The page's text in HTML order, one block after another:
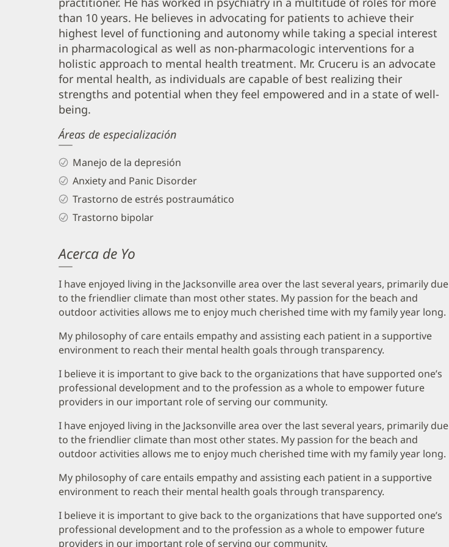
Cruceru,
APRN
Biography
and
Info
than 10 years. He believes in advocating for patients to achieve their
highest level of functioning and autonomy while taking a special interest
in pharmacological as well as non-pharmacologic interventions for a
holistic approach to mental health treatment. Mr. Cruceru is an advocate
for mental health, as individuals are capable of best realizing their
strengths and potential when they feel empowered and in a state of well-
being.
Áreas de especialización
Manejo de la depresión
Anxiety and Panic Disorder
Trastorno de estrés postraumático
Trastorno bipolar
Acerca de Yo
I have enjoyed living in the Jacksonville area over the last several years, primarily due
to the friendlier climate than most other states. My passion for the beach and
outdoor activities allows me to enjoy much cherished time with my family year long.
My philosophy of care entails empathy and assisting each patient in a supportive
environment to reach their mental health goals through transparency.
I believe it is important to give back to the organizations that have supported one’s
professional development and to the profession as a whole to empower future
providers in our important role of serving our community.
I have enjoyed living in the Jacksonville area over the last several years, primarily due
to the friendlier climate than most other states. My passion for the beach and
outdoor activities allows me to enjoy much cherished time with my family year long.
My philosophy of care entails empathy and assisting each patient in a supportive
environment to reach their mental health goals through transparency.
I believe it is important to give back to the organizations that have supported one’s
professional development and to the profession as a whole to empower future
providers in our important role of serving our community.